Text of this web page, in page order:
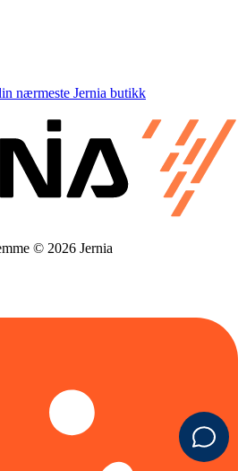
nærmeste Jernia butikk
© 2026 Jernia